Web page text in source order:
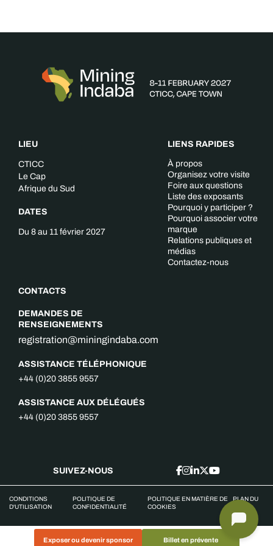
Exposer ou devenir sponsor Billet en prévente
LIEU
CTICC
Le Cap
Afrique du Sud
DATES
Du 8 au 11 février 2027
CONTACTS
DEMANDES DE
RENSEIGNEMENTS
registration@miningindaba.com
ASSISTANCE TÉLÉPHONIQUE
+44 (0)20 3855 9557
ASSISTANCE AUX DÉLÉGUÉS
+44 (0)20 3855 9557
LIENS RAPIDES
À propos
Organisez votre visite
Foire aux questions
Liste des exposants
Pourquoi y participer ?
Pourquoi associer votre
marque
Relations publiques et
médias
Contactez-nous
SUIVEZ-NOUS
CONDITIONS
D'UTILISATION
POLITIQUE DE
CONFIDENTIALITÉ
POLITIQUE EN MATIÈRE DE
COOKIES
PLAN DU